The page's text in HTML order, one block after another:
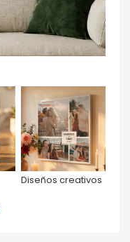
Diseños creativos